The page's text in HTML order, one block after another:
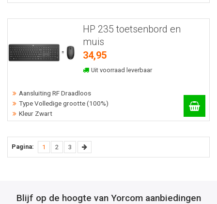
HP 235 toetsenbord en
muis
34,95
Uit voorraad leverbaar
Aansluiting RF Draadloos
Type Volledige grootte (100%)
Kleur Zwart
Pagina: 1 (current)
2 3 Volgende
Blijf op de hoogte van Yorcom aanbiedingen